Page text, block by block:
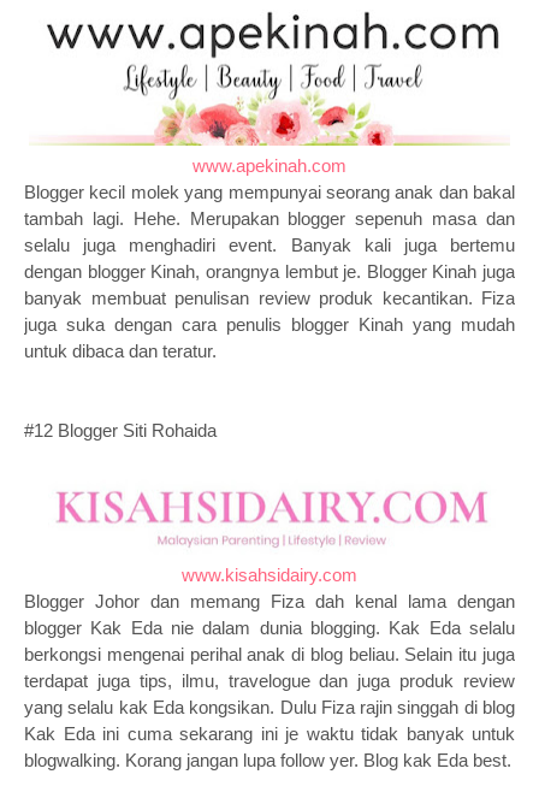
www.apekinah.com
Blogger kecil molek yang mempunyai seorang anak dan bakal
tambah lagi. Hehe. Merupakan blogger sepenuh masa dan
selalu juga menghadiri event. Banyak kali juga bertemu
dengan blogger Kinah, orangnya lembut je. Blogger Kinah juga
banyak membuat penulisan review produk kecantikan. Fiza
juga suka dengan cara penulis blogger Kinah yang mudah
untuk dibaca dan teratur.
#12 Blogger Siti Rohaida
www.kisahsidairy.com
Blogger Johor dan memang Fiza dah kenal lama dengan
blogger Kak Eda nie dalam dunia blogging. Kak Eda selalu
berkongsi mengenai perihal anak di blog beliau. Selain itu juga
terdapat juga tips, ilmu, travelogue dan juga produk review
yang selalu kak Eda kongsikan. Dulu Fiza rajin singgah di blog
Kak Eda ini cuma sekarang ini je waktu tidak banyak untuk
blogwalking. Korang jangan lupa follow yer. Blog kak Eda best.